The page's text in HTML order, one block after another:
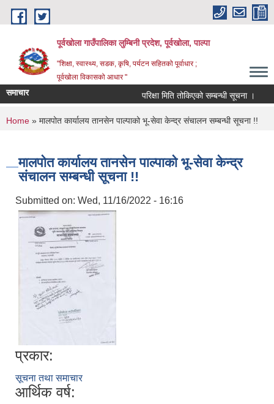
Skip to main content
पूर्वखोला गाउँपालिका लुम्बिनी प्रदेश, पूर्वखोला, पाल्पा
"शिक्षा, स्वास्थ्य, सडक, कृषि, पर्यटन सहितको पूर्वाधार ;
पूर्वखोला विकासको आधार "
समाचार परिक्षा मिति तोकिएको सम्बन्धी सूचना ।
You are here
Home » मालपोत कार्यालय तानसेन पाल्पाको भू-सेवा केन्द्र संचालन सम्बन्धी सूचना !!
मालपोत कार्यालय तानसेन पाल्पाको भू-सेवा केन्द्र
संचालन सम्बन्धी सूचना !!
Submitted on: Wed, 11/16/2022 - 16:16
प्रकार:
सूचना तथा समाचार
आर्थिक वर्ष: